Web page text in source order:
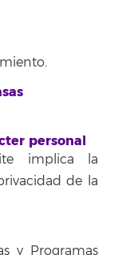
personal
implica la
de la
y Programas